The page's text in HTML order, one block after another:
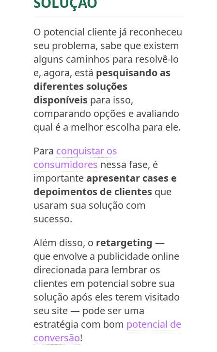
O potencial cliente já reconheceu
seu problema, sabe que existem
alguns caminhos para resolvê-lo
e, agora, está pesquisando as
diferentes soluções
disponíveis para isso,
comparando opções e avaliando
qual é a melhor escolha para ele.
Para conquistar os
consumidores nessa fase, é
importanteapresentar cases e
depoimentos de clientes que
usaram sua solução com
sucesso.
Além disso, o retargeting —
que envolve a publicidade online
direcionada para lembrar os
clientes em potencial sobre sua
solução após eles terem visitado
seu site — pode ser uma
estratégia com bom potencial de
conversão!